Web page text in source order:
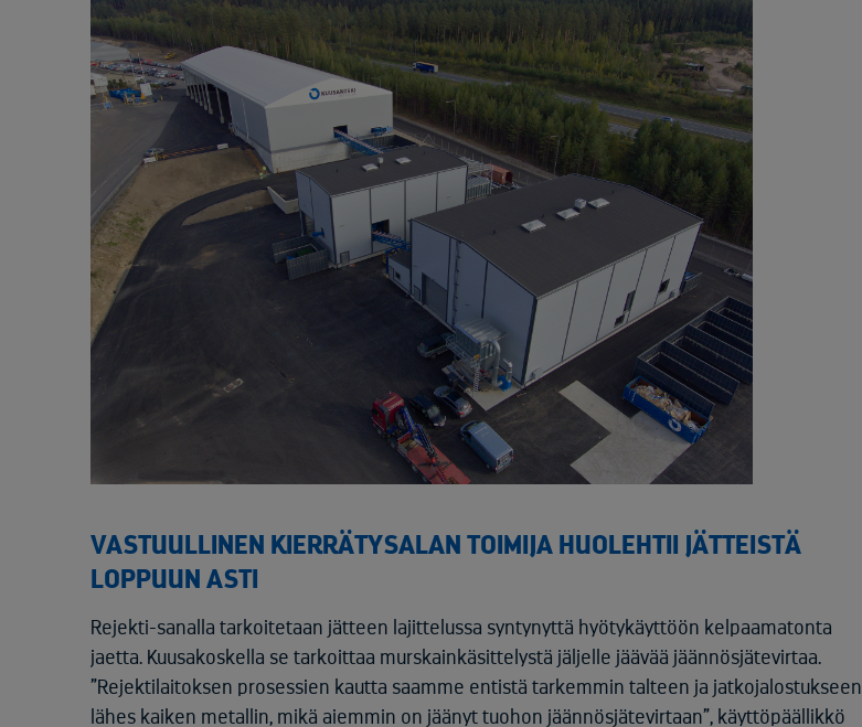
VASTUULLINEN KIERRÄTYSALAN TOIMIJA HUOLEHTII JÄTTEISTÄ
LOPPUUN ASTI
Rejekti-sanalla tarkoitetaan jätteen lajittelussa syntynyttä hyötykäyttöön kelpaamatonta
jaetta. Kuusakoskella se tarkoittaa murskainkäsittelystä jäljelle jäävää jäännösjätevirtaa.
”Rejektilaitoksen prosessien kautta saamme entistä tarkemmin talteen ja jatkojalostukseen
lähes kaiken metallin, mikä aiemmin on jäänyt tuohon jäännösjätevirtaan”, käyttöpäällikkö